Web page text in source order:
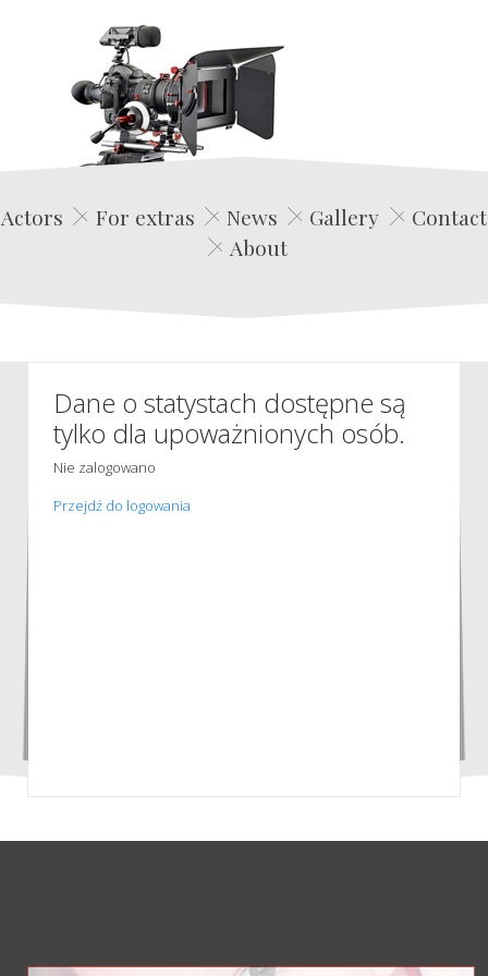
Edwin Film Agencja Aktorska
Actors For extras News Gallery
Contact
About
Dane o statystach dostępne są
tylko dla upoważnionych osób.
Nie zalogowano
Przejdź do logowania